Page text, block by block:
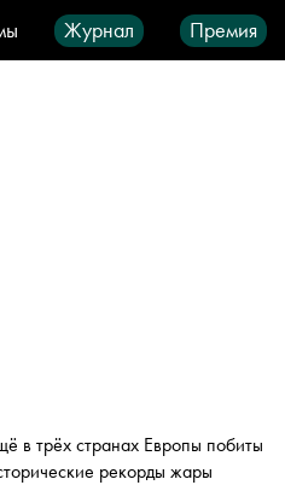
Журнал Премия
Город IT-продукты
в трёх странах Европы побиты
рекорды жары